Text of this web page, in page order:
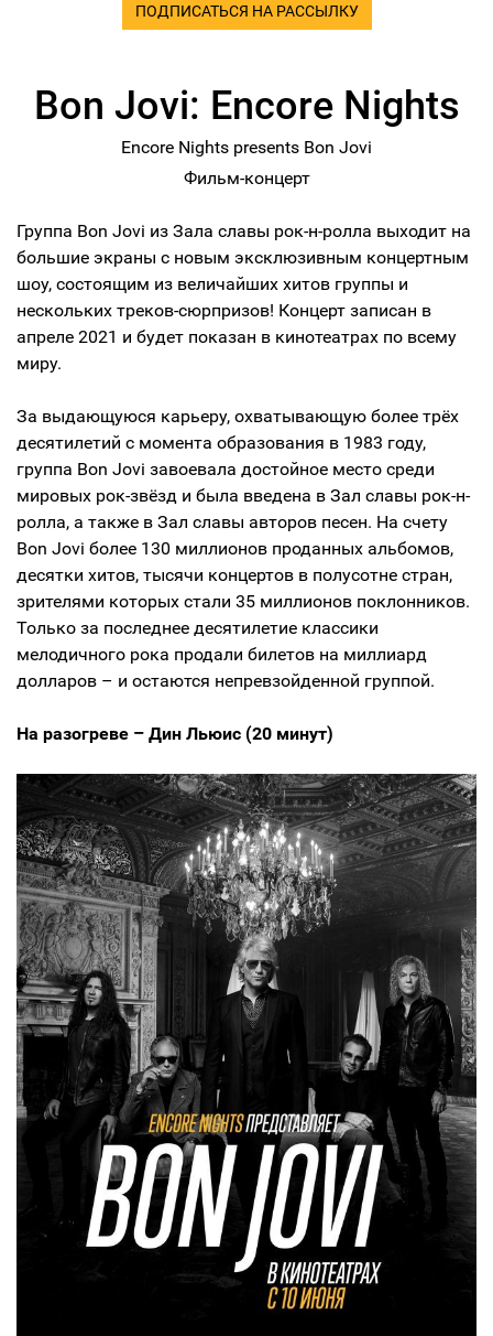
ПОДПИСАТЬСЯ НА РАССЫЛКУ
Bon Jovi: Encore Nights
Encore Nights presents Bon Jovi
Фильм-концерт
Группа Bon Jovi из Зала славы рок-н-ролла выходит на
большие экраны с новым эксклюзивным концертным
шоу, состоящим из величайших хитов группы и
нескольких треков-сюрпризов! Концерт записан в
апреле 2021 и будет показан в кинотеатрах по всему
миру.
За выдающуюся карьеру, охватывающую более трёх
десятилетий с момента образования в 1983 году,
группа Bon Jovi завоевала достойное место среди
мировых рок-звёзд и была введена в Зал славы рок-н-
ролла, а также в Зал славы авторов песен. На счету
Bon Jovi более 130 миллионов проданных альбомов,
десятки хитов, тысячи концертов в полусотне стран,
зрителями которых стали 35 миллионов поклонников.
Только за последнее десятилетие классики
мелодичного рока продали билетов на миллиард
долларов – и остаются непревзойденной группой.
На разогреве – Дин Льюис (20 минут)